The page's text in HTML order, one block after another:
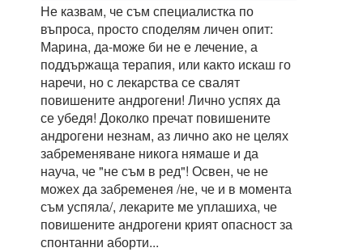
Не казвам, че съм специалистка по
въпроса, просто споделям личен опит:
Марина, да-може би не е лечение, а
поддържаща терапия, или както искаш го
наречи, но с лекарства се свалят
повишените андрогени! Лично успях да
се убедя! Доколко пречат повишените
андрогени незнам, аз лично ако не целях
забременяване никога нямаше и да
науча, че "не съм в ред"! Освен, че не
можех да забременея /не, че и в момента
съм успяла/, лекарите ме уплашиха, че
повишените андрогени крият опасност за
спонтанни аборти...